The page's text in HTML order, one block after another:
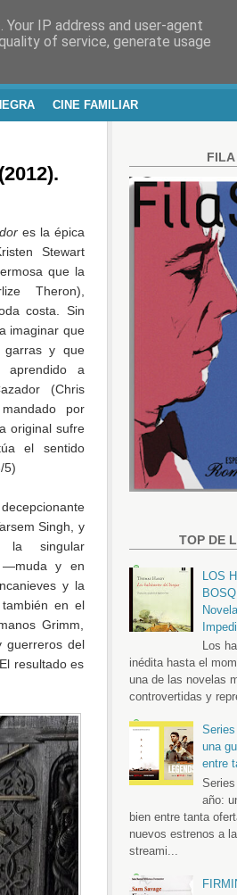
CINE FAMILIAR
es la épica
Stewart
que la
Theron),
costa. Sin
imaginar que
garras y que
aprendido a
(Chris
por
original sufre
el sentido
5)
Singh, y
singular
—muda y en
y la
también en el
Grimm,
guerreros del
resultado es
FILA
TOP DE
LOS
Los
inédita hasta el
una de las novelas
controvertidas y
una
entre
año:
bien entre tanta
nuevos estrenos a
streami...
IP address and user-agent
of service, generate usage